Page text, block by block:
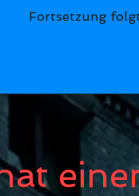
Fortsetzung